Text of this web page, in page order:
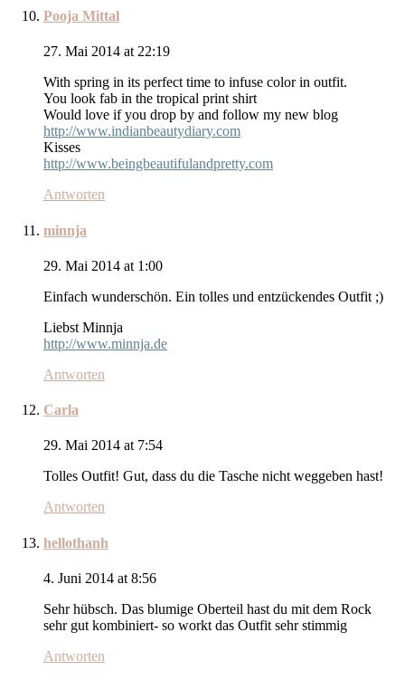
Pooja Mittal
27. Mai 2014 at 22:19
With spring in its perfect time to infuse color in outfit.
You look fab in the tropical print shirt
Would love if you drop by and follow my new blog
http://www.indianbeautydiary.com
Kisses
http://www.beingbeautifulandpretty.com
Antworten
minnja
29. Mai 2014 at 1:00
Einfach wunderschön. Ein tolles und entzückendes Outfit ;)
Liebst Minnja
http://www.minnja.de
Antworten
Carla
29. Mai 2014 at 7:54
Tolles Outfit! Gut, dass du die Tasche nicht weggeben hast!
Antworten
hellothanh
4. Juni 2014 at 8:56
Sehr hübsch. Das blumige Oberteil hast du mit dem Rock
sehr gut kombiniert- so workt das Outfit sehr stimmig
Antworten